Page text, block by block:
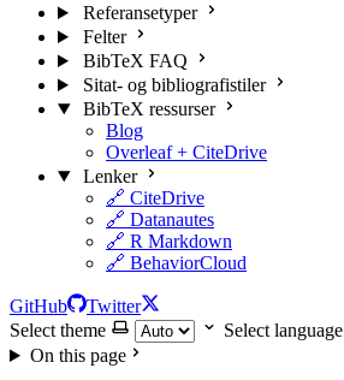
Referansetyper
Felter
BibTeX FAQ
Sitat- og bibliografistiler
BibTeX ressurser
Blog
Overleaf + CiteDrive
Lenker
🔗 CiteDrive
🔗 Datanautes
🔗 R Markdown
🔗 BehaviorCloud
GitHub
Twitter
Select theme
Select language
On this page